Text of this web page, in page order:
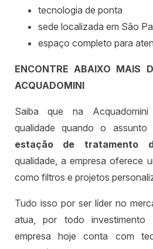
tecnologia de ponta
sede localizada em São
espaço completo para
ENCONTRE ABAIXO MAIS
ACQUADOMINI
Saiba que na
qualidade quando o
estação de tratamento
qualidade, a empresa oferece
como filtros e projetos
Tudo isso por ser líder no
atua, por todo investimento
empresa hoje conta com